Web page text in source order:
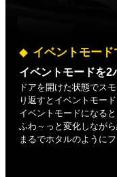
イベントモード
イベントモードを2
ドアを開けた状態でス
り返すとイベントモード
イベントモードになる
ふわ～っと変化しながら
まるでホタルのように